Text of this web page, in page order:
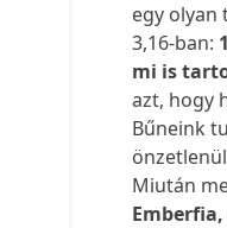
egy olyan
3,16-ban:
mi is
azt, hogy
Bűneink
Miután